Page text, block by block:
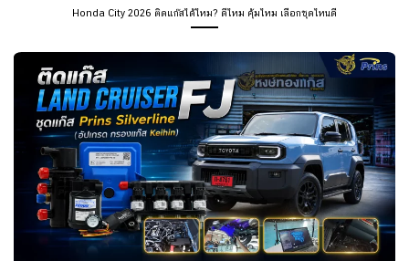
Honda City 2026 ติดแก๊สได้ไหม? ดีไหม คุ้มไหม เลือกชุดไหนดี